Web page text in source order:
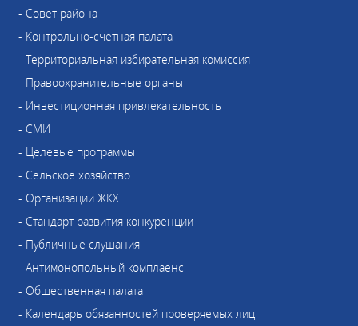
- Совет района
- Контрольно-счетная палата
- Территориальная избирательная комиссия
- Правоохранительные органы
- Инвестиционная привлекательность
- СМИ
- Целевые программы
- Сельское хозяйство
- Организации ЖКХ
- Стандарт развития конкуренции
- Публичные слушания
- Антимонопольный комплаенс
- Общественная палата
- Календарь обязанностей проверяемых лиц